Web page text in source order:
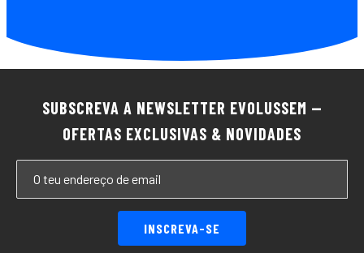
SUBSCREVA A NEWSLETTER EVOLUSSEM —
OFERTAS EXCLUSIVAS & NOVIDADES
INSCREVA-SE